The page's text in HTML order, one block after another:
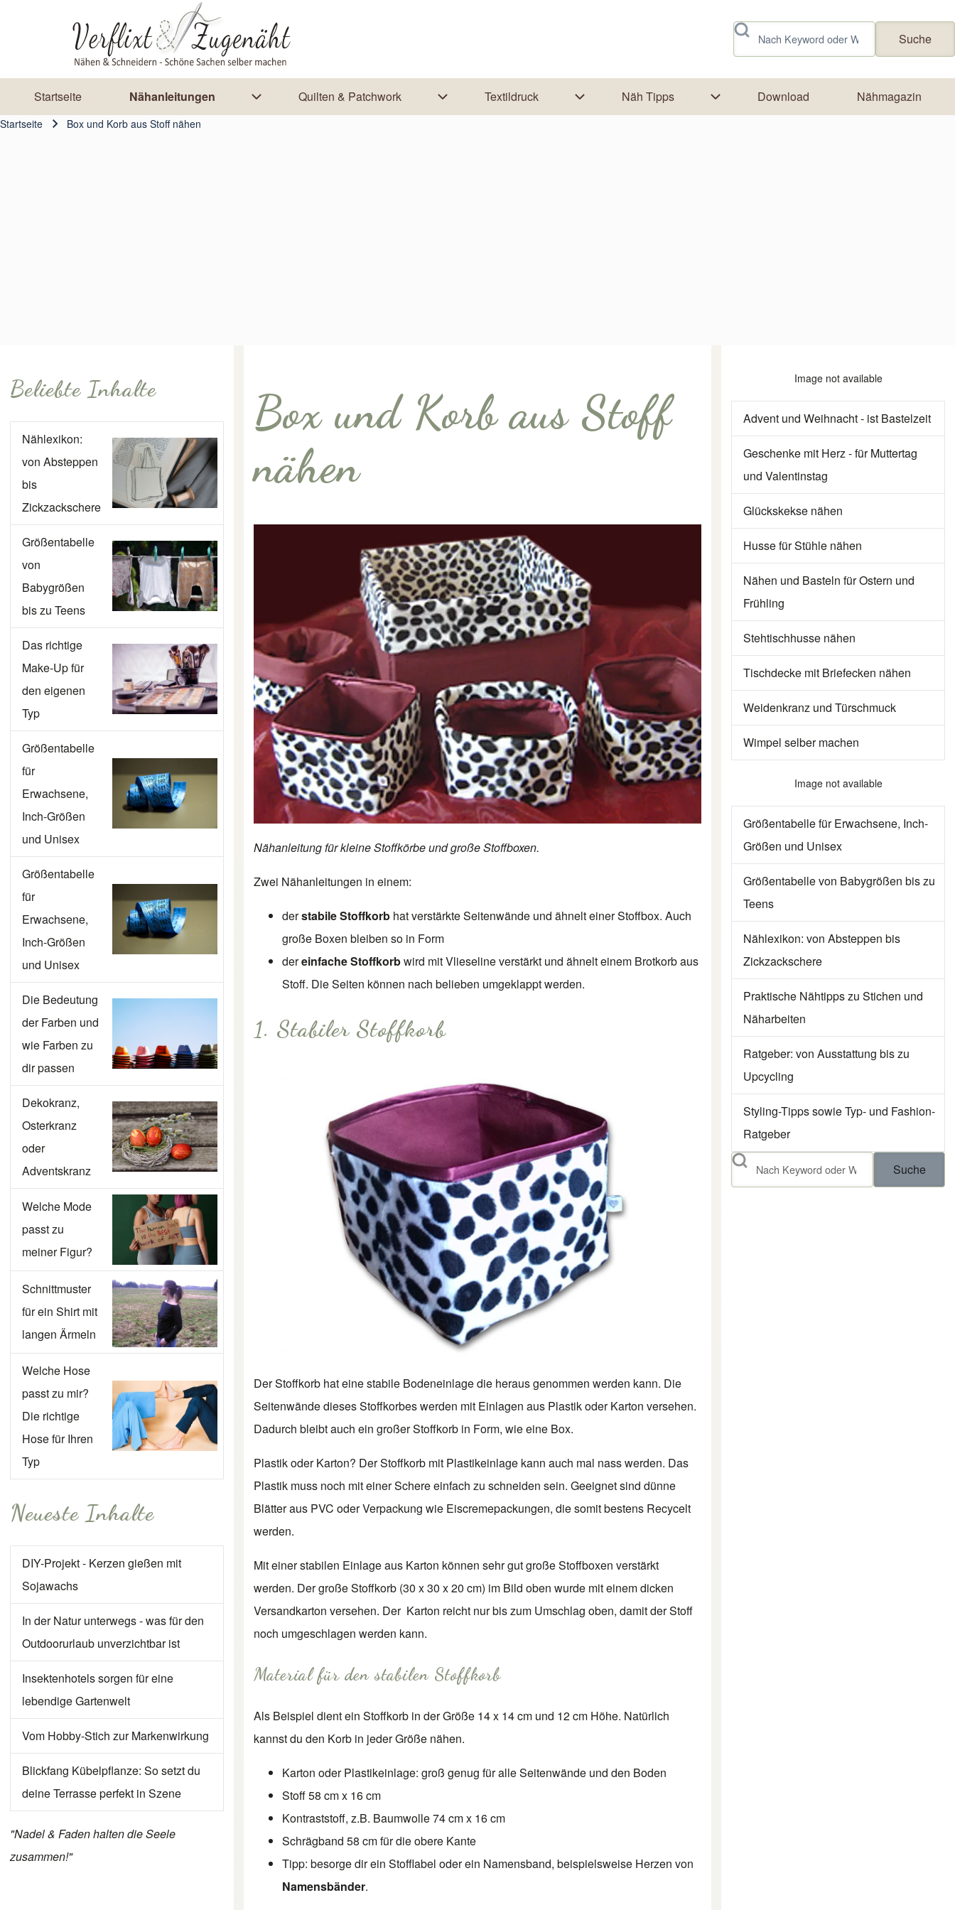
Suche
Main navigation
Startseite Nähanleitungen
Unternavigation von Nähanleitungen
Quilten & Patchwork Textildruck
Unternavigation von Textildruck
Näh Tipps Download Nähmagazin
Startseite Box und Korb aus Stoff nähen
Beliebte Inhalte
Nählexikon:
von Absteppen
bis
Zickzackschere
Größentabelle
von
Babygrößen
bis zu Teens
Das richtige
Make-Up für
den eigenen
Typ
Größentabelle
für
Erwachsene,
Inch-Größen
und Unisex
Größentabelle
für
Erwachsene,
Inch-Größen
und Unisex
Die Bedeutung
der Farben und
wie Farben zu
dir passen
Dekokranz,
Osterkranz
oder
Adventskranz
Welche Mode
passt zu
meiner Figur?
Schnittmuster
für ein Shirt mit
langen Ärmeln
Welche Hose
passt zu mir?
Die richtige
Hose für Ihren
Typ
Neueste Inhalte
DIY-Projekt - Kerzen gießen mit
Sojawachs
In der Natur unterwegs - was für den
Outdoorurlaub unverzichtbar ist
Insektenhotels sorgen für eine
lebendige Gartenwelt
Vom Hobby-Stich zur Markenwirkung
Blickfang Kübelpflanze: So setzt du
deine Terrasse perfekt in Szene
"Nadel & Faden halten die Seele
zusammen!"
Box und Korb aus Stoff
nähen
Nähanleitung für kleine Stoffkörbe und große Stoffboxen.
Zwei Nähanleitungen in einem:
derstabile Stoffkorb hat verstärkte Seitenwände und ähnelt einer Stoffbox. Auch
große Boxen bleiben so in Form
dereinfache Stoffkorbwird mit Vlieseline verstärkt und ähnelt einem Brotkorb aus
Stoff. Die Seiten können nach belieben umgeklappt werden.
1. Stabiler Stoffkorb
Der Stoffkorb hat eine stabile Bodeneinlage die heraus genommen werden kann. Die
Seitenwände dieses Stoffkorbes werden mit Einlagen aus Plastik oder Karton versehen.
Dadurch bleibt auch ein großer Stoffkorb in Form, wie eine Box.
Plastik oder Karton? Der Stoffkorb mit Plastikeinlage kann auch mal nass werden. Das
Plastik muss noch mit einer Schere einfach zu schneiden sein. Geeignet sind dünne
Blätter aus PVC oder Verpackung wie Eiscremepackungen, die somit bestens Recycelt
werden.
Mit einer stabilen Einlage aus Karton können sehr gut große Stoffboxen verstärkt
werden. Der große Stoffkorb (30 x 30 x 20 cm) im Bild oben wurde mit einem dicken
Versandkarton versehen. Der Karton reicht nur bis zum Umschlag oben, damit der Stoff
noch umgeschlagen werden kann.
Material für den stabilen Stoffkorb
Als Beispiel dient ein Stoffkorb in der Größe 14 x 14 cm und 12 cm Höhe. Natürlich
kannst du den Korb in jeder Größe nähen.
Karton oder Plastikeinlage: groß genug für alle Seitenwände und den Boden
Stoff 58 cm x 16 cm
Kontraststoff, z.B. Baumwolle 74 cm x 16 cm
Schrägband 58 cm für die obere Kante
Tipp: besorge dir ein Stofflabel oder ein Namensband, beispielsweise Herzen von
Namensbänder.
Image not available
Advent und Weihnacht - ist Bastelzeit
Geschenke mit Herz - für Muttertag
und Valentinstag
Glückskekse nähen
Husse für Stühle nähen
Nähen und Basteln für Ostern und
Frühling
Stehtischhusse nähen
Tischdecke mit Briefecken nähen
Weidenkranz und Türschmuck
Wimpel selber machen
Image not available
Größentabelle für Erwachsene, Inch-
Größen und Unisex
Größentabelle von Babygrößen bis zu
Teens
Nählexikon: von Absteppen bis
Zickzackschere
Praktische Nähtipps zu Stichen und
Näharbeiten
Ratgeber: von Ausstattung bis zu
Upcycling
Styling-Tipps sowie Typ- und Fashion-
Ratgeber
Suche